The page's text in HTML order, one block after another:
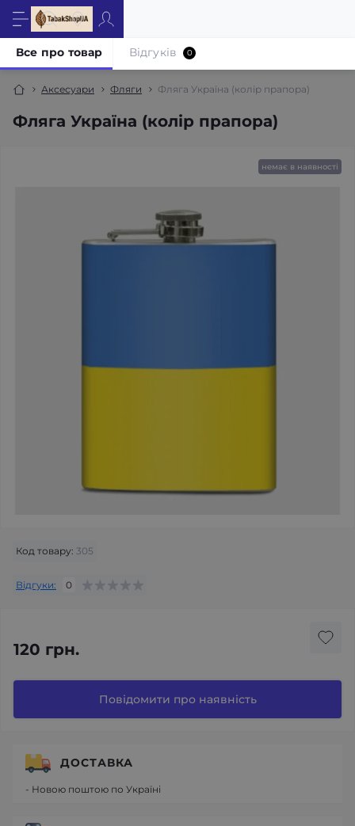
Аксесуари Фляги Фляга Україна (колір прапора)
Фляга Україна (колір прапора)
Все про товар Відгуків 0
немає в наявності
Код товару: 305
Відгуки: 0
120 грн.
Повідомити про наявність
ДОСТАВКА
- Новою поштою по Україні